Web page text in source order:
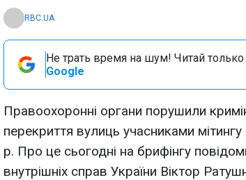
RBC.UA
Не трать время на шум! Читай только
Google
Правоохоронні органи порушили
перекриття вулиць учасниками
р. Про це сьогодні на брифінгу
внутрішніх справ України Віктор